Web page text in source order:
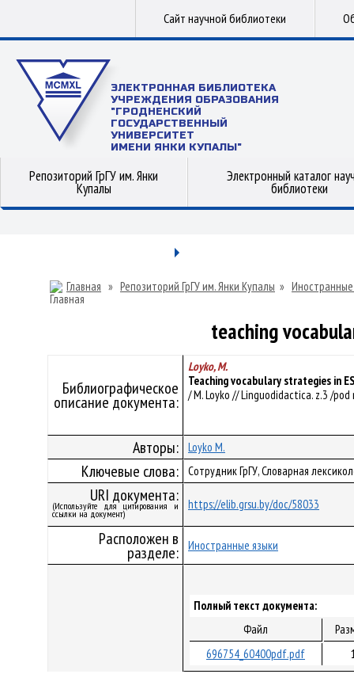
Сайт научной библиотеки
ЭЛЕКТРОННАЯ БИБЛИОТЕКА
УЧРЕЖДЕНИЯ ОБРАЗОВАНИЯ
"ГРОДНЕНСКИЙ
ГОСУДАРСТВЕННЫЙ
УНИВЕРСИТЕТ
ИМЕНИ ЯНКИ КУПАЛЫ"
Репозиторий ГрГУ им. Янки
Купалы
Электронный каталог
библиотеки
Главная » Репозиторий ГрГУ им. Янки Купалы »
teaching
Библиографическое
описание документа:
Loyko, M.
Teaching vocabulary strategies in
/ M. Loyko // Linguodidactica. z.3 /
Авторы: Loyko M.
Ключевые слова: Сотрудник ГрГУ, Словарная
URI документа:
(Используйте для цитирования и
ссылки на документ)
https://elib.grsu.by/doc/58033
Расположен в
разделе: Иностранные языки
Полный текст документа:
Файл
696754_60400pdf.pdf